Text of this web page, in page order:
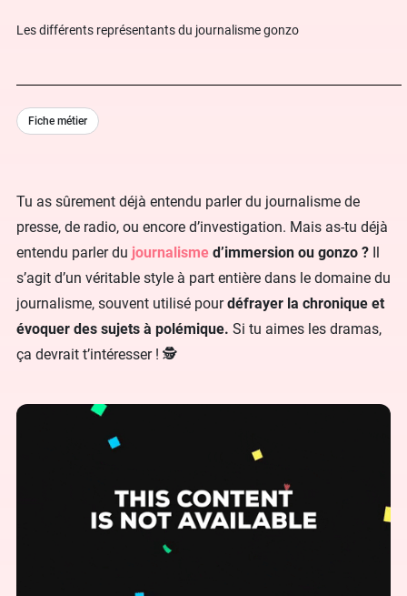
Tu as sûrement déjà entendu parler du journalisme de
presse, de radio, ou encore d’investigation. Mais as-tu déjà
entendu parler du journalisme d’immersion ou gonzo ? Il
s’agit d’un véritable style à part entière dans le domaine du
journalisme, souvent utilisé pourdéfrayer la chronique et
évoquer des sujets à polémique. Si tu aimes les dramas,
ça devrait t’intéresser ! 🕵️
Les différents représentants du journalisme gonzo
Fiche métier